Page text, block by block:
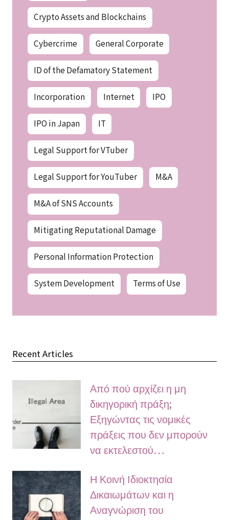
Crypto Assets and Blockchains
Cybercrime General Corporate
ID of the Defamatory Statement
Incorporation Internet IPO
IPO in Japan IT
Legal Support for VTuber
Legal Support for YouTuber M&A
M&A of SNS Accounts
Mitigating Reputational Damage
Personal Information Protection
System Development Terms of Use
Recent Articles
Από πού αρχίζει η μη
δικηγορική πράξη;
Εξηγώντας τις νομικές
πράξεις που δεν μπορούν
να εκτελεστού…
Η Κοινή Ιδιοκτησία
Δικαιωμάτων και η
Αναγνώριση του